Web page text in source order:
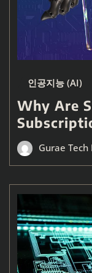
인공지능 (AI)
Why Are
Gurae Tech